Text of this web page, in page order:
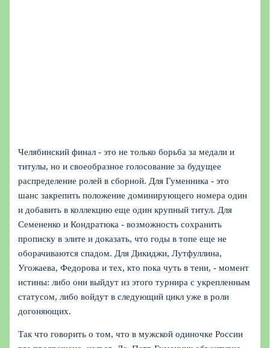
Челябинский финал - это не только борьба за медали и
титулы, но и своеобразное голосование за будущее
распределение ролей в сборной. Для Гуменника - это
шанс закрепить положение доминирующего номера один
и добавить в коллекцию еще один крупный титул. Для
Семененко и Кондратюка - возможность сохранить
прописку в элите и доказать, что годы в топе еще не
оборачиваются спадом. Для Дикиджи, Лутфуллина,
Угожаева, Федорова и тех, кто пока чуть в тени, - момент
истины: либо они выйдут из этого турнира с укрепленным
статусом, либо войдут в следующий цикл уже в роли
догоняющих.
Так что говорить о том, что в мужской одиночке России